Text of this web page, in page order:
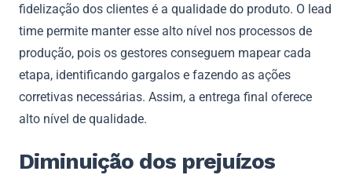
fidelização dos clientes é a qualidade do produto. O lead
time permite manter esse alto nível nos processos de
produção, pois os gestores conseguem mapear cada
etapa, identificando gargalos e fazendo as ações
corretivas necessárias. Assim, a entrega final oferece
alto nível de qualidade.
Diminuição dos prejuízos